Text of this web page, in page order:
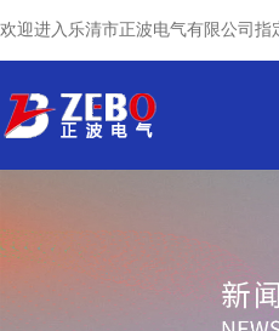
欢迎进入乐清市正波电气有限公司指